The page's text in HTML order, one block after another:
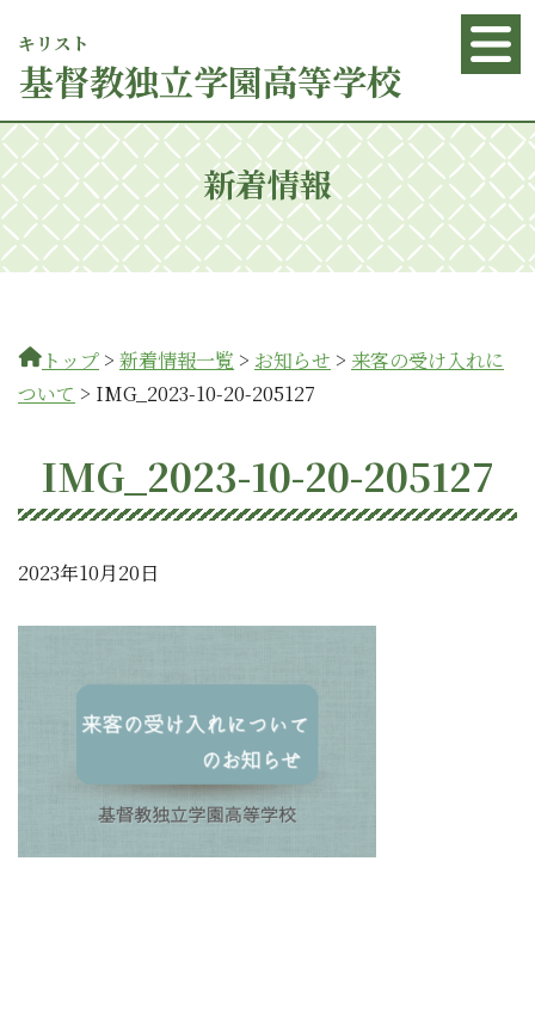
基督
キリスト
教独立学園高等学校
新着情報
トップ > 新着情報一覧 > お知らせ > 来客の受け入れに
ついて > IMG_2023-10-20-205127
IMG_2023-10-20-205127
2023年10月20日